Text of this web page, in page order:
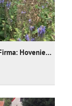
4. Platz - KATEGORIE: SWIMMING-TEICH - Firma: Hoveniersgebroeders BVBA (nur nominiert)